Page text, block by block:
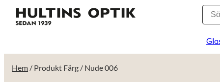
Hem / Produkt Färg / Nude 006